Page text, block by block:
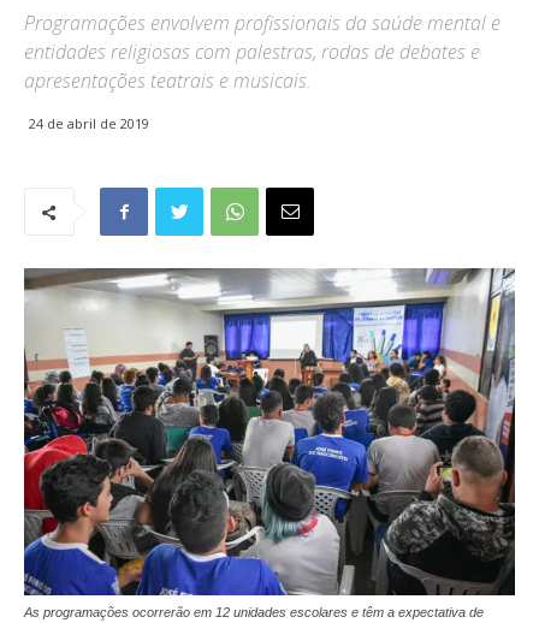
Programações envolvem profissionais da saúde mental e
entidades religiosas com palestras, rodas de debates e
apresentações teatrais e musicais.
24 de abril de 2019
As programações ocorrerão em 12 unidades escolares e têm a expectativa de